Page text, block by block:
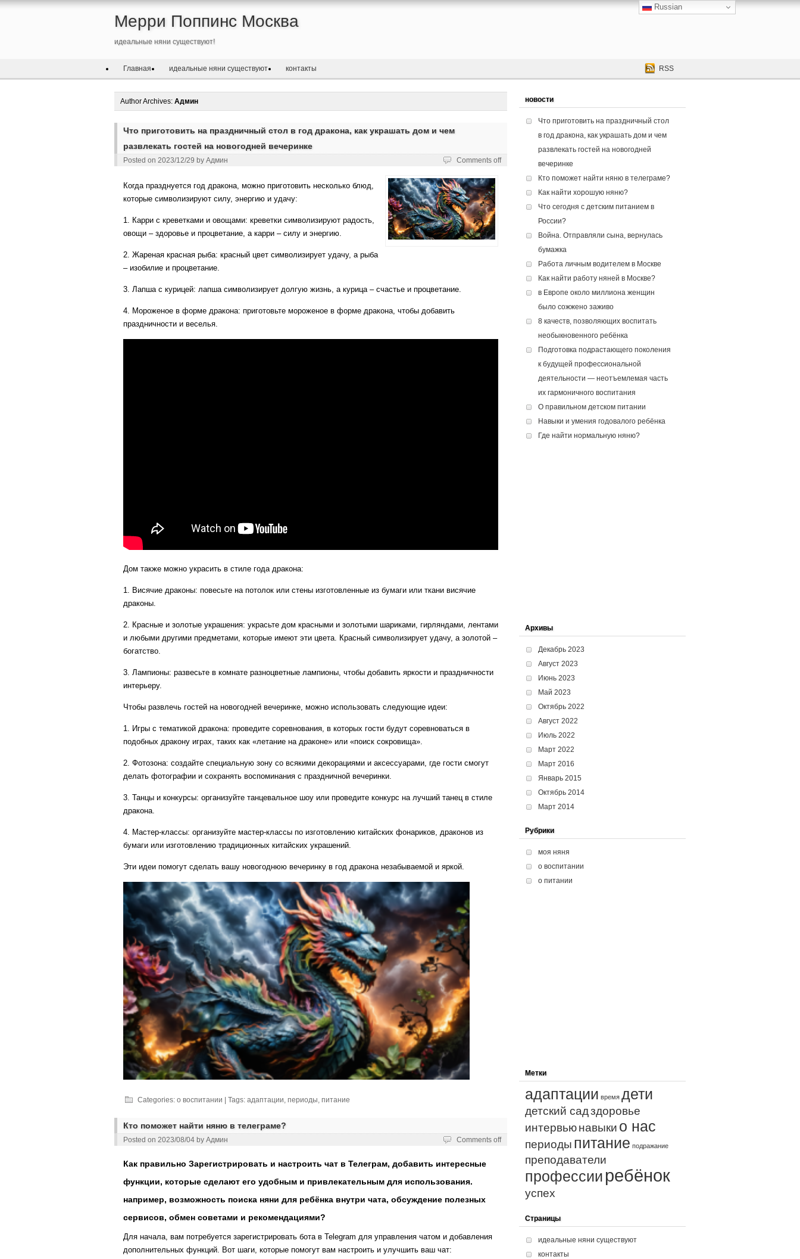
Мерри Поппинс Москва
идеальные няни существуют!
Главная идеальные няни существуют контакты RSS
Author Archives: Админ
Что приготовить на праздничный стол в год дракона, как украшать дом и чем
развлекать гостей на новогодней вечеринке
Posted on 2023/12/29 by Админ Comments off
Когда празднуется год дракона, можно приготовить несколько блюд,
которые символизируют силу, энергию и удачу:
1. Карри с креветками и овощами: креветки символизируют радость,
овощи – здоровье и процветание, а карри – силу и энергию.
2. Жареная красная рыба: красный цвет символизирует удачу, а рыба
– изобилие и процветание.
3. Лапша с курицей: лапша символизирует долгую жизнь, а курица – счастье и процветание.
4. Мороженое в форме дракона: приготовьте мороженое в форме дракона, чтобы добавить
праздничности и веселья.
Дом также можно украсить в стиле года дракона:
1. Висячие драконы: повесьте на потолок или стены изготовленные из бумаги или ткани висячие
драконы.
2. Красные и золотые украшения: украсьте дом красными и золотыми шариками, гирляндами, лентами
и любыми другими предметами, которые имеют эти цвета. Красный символизирует удачу, а золотой –
богатство.
3. Лампионы: развесьте в комнате разноцветные лампионы, чтобы добавить яркости и праздничности
интерьеру.
Чтобы развлечь гостей на новогодней вечеринке, можно использовать следующие идеи:
1. Игры с тематикой дракона: проведите соревнования, в которых гости будут соревноваться в
подобных дракону играх, таких как «летание на драконе» или «поиск сокровища».
2. Фотозона: создайте специальную зону со всякими декорациями и аксессуарами, где гости смогут
делать фотографии и сохранять воспоминания с праздничной вечеринки.
3. Танцы и конкурсы: организуйте танцевальное шоу или проведите конкурс на лучший танец в стиле
дракона.
4. Мастер-классы: организуйте мастер-классы по изготовлению китайских фонариков, драконов из
бумаги или изготовлению традиционных китайских украшений.
Эти идеи помогут сделать вашу новогоднюю вечеринку в год дракона незабываемой и яркой.
Categories: о воспитании | Tags: адаптации периоды питание
Кто поможет найти няню в телеграме?
Posted on 2023/08/04 by Админ Comments off
Как правильно Зарегистрировать и настроить чат в Телеграм, добавить интересные
функции, которые сделают его удобным и привлекательным для использования.
например, возможность поиска няни для ребёнка внутри чата, обсуждение полезных
сервисов, обмен советами и рекомендациями?
Для начала, вам потребуется зарегистрировать бота в Telegram для управления чатом и добавления
дополнительных функций. Вот шаги, которые помогут вам настроить и улучшить ваш чат:
новости
Что приготовить на праздничный стол
в год дракона, как украшать дом и чем
развлекать гостей на новогодней
вечеринке
Кто поможет найти няню в телеграме?
Как найти хорошую няню?
Что сегодня с детским питанием в
России?
​Война. Отправляли сына, вернулась
бумажка
Работа личным водителем в Москве
Как найти работу няней в Москве?
в Европе около миллиона женщин
было сожжено заживо
8 качеств, позволяющих воспитать
необыкновенного ребёнка
Подготовка подрастающего поколения
к будущей профессиональной
деятельности — неотъемлемая часть
их гармоничного воспитания
О правильном детском питании
Навыки и умения годовалого ребёнка
Где найти нормальную няню?
Архивы
Декабрь 2023
Август 2023
Июнь 2023
Май 2023
Октябрь 2022
Август 2022
Июль 2022
Март 2022
Март 2016
Январь 2015
Октябрь 2014
Март 2014
Рубрики
моя няня
о воспитании
о питании
Метки
адаптации время дети
детский садздоровье
интервьюнавыки о нас
периоды питание подражание
преподаватели
профессии ребёнок
успех
Страницы
идеальные няни существуют
контакты
Russian